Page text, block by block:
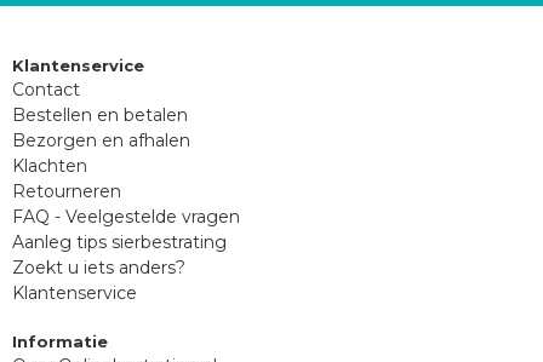
Klantenservice
Contact
Bestellen en betalen
Bezorgen en afhalen
Klachten
Retourneren
FAQ - Veelgestelde vragen
Aanleg tips sierbestrating
Zoekt u iets anders?
Klantenservice
Informatie